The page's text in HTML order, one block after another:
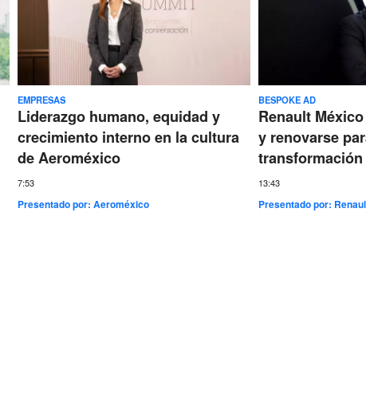
EMPRESAS
Liderazgo humano, equidad y
crecimiento interno en la cultura
de Aeroméxico
7:53
Presentado por: Aeroméxico
BESPOKE AD
Renault
y renovarse
transformación
13:43
Presentado por: